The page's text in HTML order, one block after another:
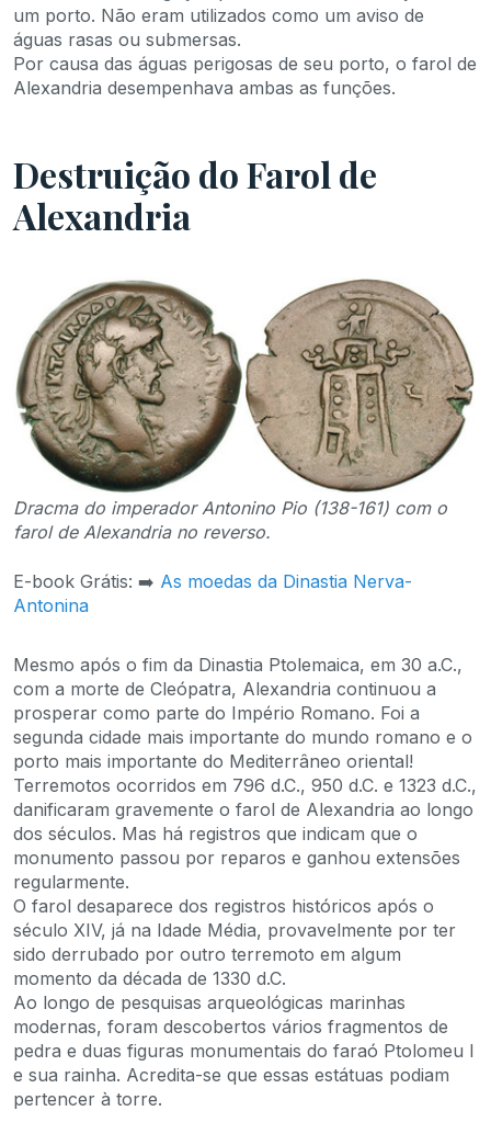
um porto. Não eram utilizados como um aviso de
águas rasas ou submersas.
Por causa das águas perigosas de seu porto, o farol de
Alexandria desempenhava ambas as funções.
Destruição do Farol de
Alexandria
Dracma do imperador Antonino Pio (138-161) com o
farol de Alexandria no reverso.
E-book Grátis: ➡️ As moedas da Dinastia Nerva-
Antonina
Mesmo após o fim da Dinastia Ptolemaica, em 30 a.C.,
com a morte de Cleópatra, Alexandria continuou a
prosperar como parte do Império Romano. Foi a
segunda cidade mais importante do mundo romano e o
porto mais importante do Mediterrâneo oriental!
Terremotos ocorridos em 796 d.C., 950 d.C. e 1323 d.C.,
danificaram gravemente o farol de Alexandria ao longo
dos séculos. Mas há registros que indicam que o
monumento passou por reparos e ganhou extensões
regularmente.
O farol desaparece dos registros históricos após o
século XIV, já na Idade Média, provavelmente por ter
sido derrubado por outro terremoto em algum
momento da década de 1330 d.C.
Ao longo de pesquisas arqueológicas marinhas
modernas, foram descobertos vários fragmentos de
pedra e duas figuras monumentais do faraó Ptolomeu I
e sua rainha. Acredita-se que essas estátuas podiam
pertencer à torre.